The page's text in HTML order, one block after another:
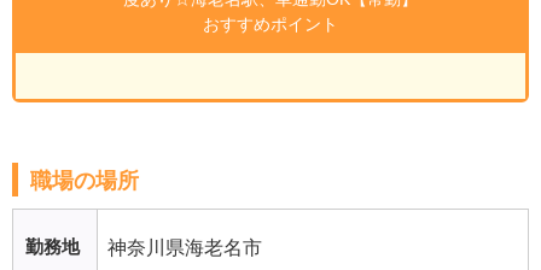
おすすめポイント
職場の場所
勤務地 神奈川県海老名市